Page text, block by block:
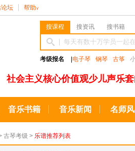
论坛 帮助 ∨
搜课程 搜资讯 搜书籍
考级报名 电子琴 钢琴 古筝
社会主义核心价值观少儿声乐
音乐书籍 音乐新闻 名师
古琴考级 > 乐谱推荐列表